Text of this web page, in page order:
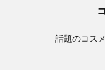
話題のコス